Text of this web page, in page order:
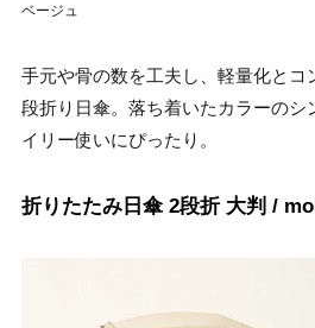
ベージュ
手元や骨の数を工夫し、軽量化とコ
段折り日傘。落ち着いたカラーのシ
イリー使いにぴったり。
折りたたみ日傘 2段折 大判 /